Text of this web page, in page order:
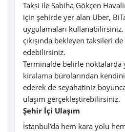
Taksi ile Sabiha Gökçen
için şehirde yer alan Uber,
uygulamaları kullanabilirsiniz.
çıkışında bekleyen taksileri
edebilirsiniz.
Terminalde belirle noktalarda
kiralama bürolarından
ederek de seyahatiniz
ulaşım gerçekleştirebilirsiniz.
Şehir İçi Ulaşım
İstanbul’da hem kara yolu